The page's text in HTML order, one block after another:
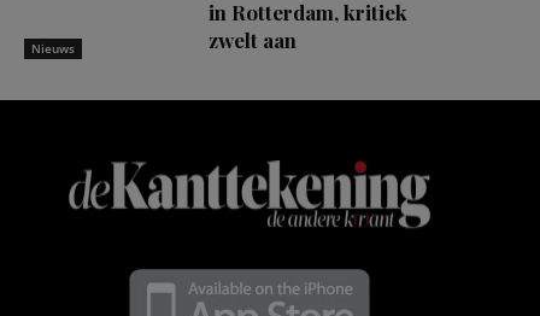
Nieuws
in Rotterdam, kritiek
zwelt aan